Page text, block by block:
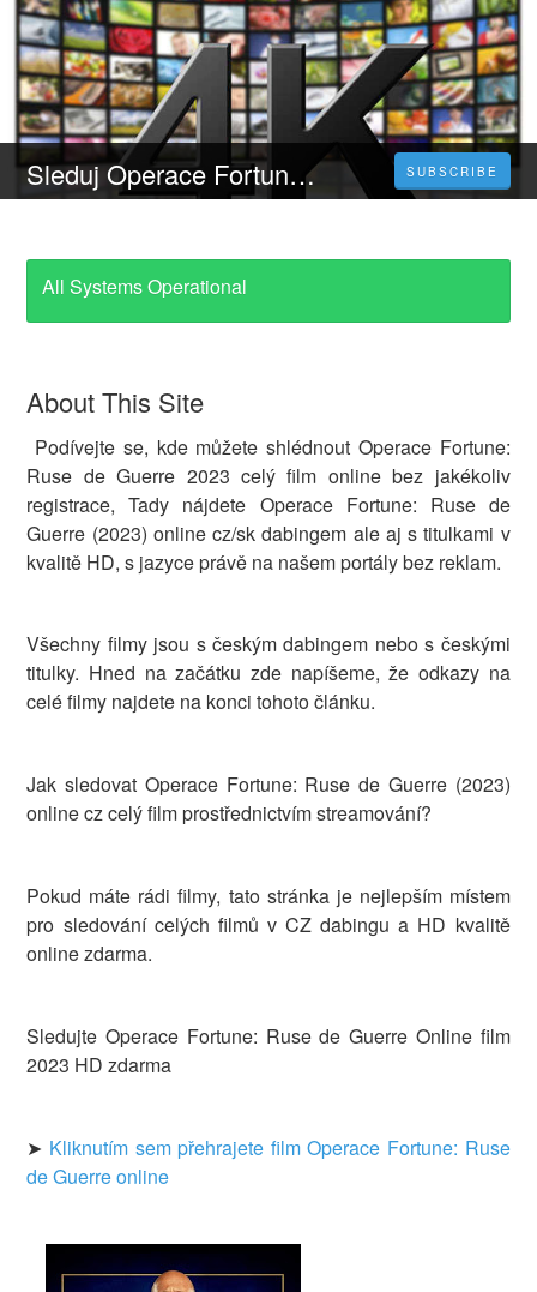
Sleduj Operace Fortune: Ruse de Guerre - Celý Film Online 2023 Česky CZ DABING HD SUBSCRIBE
All Systems Operational
About This Site
Podívejte se, kde můžete shlédnout Operace Fortune:
Ruse de Guerre 2023 celý film online bez jakékoliv
registrace, Tady nájdete Operace Fortune: Ruse de
Guerre (2023) online cz/sk dabingem ale aj s titulkami v
kvalitě HD, s jazyce právě na našem portály bez reklam.
Všechny filmy jsou s českým dabingem nebo s českými
titulky. Hned na začátku zde napíšeme, že odkazy na
celé filmy najdete na konci tohoto článku.
Jak sledovat Operace Fortune: Ruse de Guerre (2023)
online cz celý film prostřednictvím streamování?
Pokud máte rádi filmy, tato stránka je nejlepším místem
pro sledování celých filmů v CZ dabingu a HD kvalitě
online zdarma.
Sledujte Operace Fortune: Ruse de Guerre Online film
2023 HD zdarma
➤ Kliknutím sem přehrajete film Operace Fortune: Ruse
de Guerre online